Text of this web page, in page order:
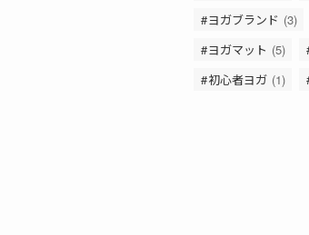
ヨガブランド (3)
ヨガマット (5)
初心者ヨガ (1)